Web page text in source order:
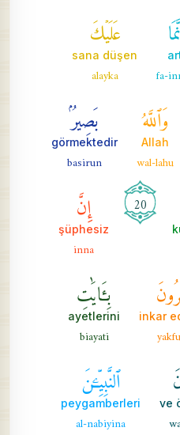
fa-
عَلَيۡكَ
sana düşen
alayka
وَٱللَّهُ
Allah
wal-lahu
بَصِيرُۢ
görmektedir
basirun
20 إِنَّ
şüphesiz
inna
inkar
بِـَٔايَٰتِ
ayetlerini
biayati
ve
ٱلنَّبِيِّـۧنَ
peygamberleri
al-nabiyina